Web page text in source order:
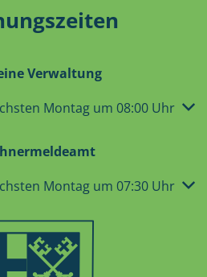
Verwaltung
oder Schließzeiten
Montag um 08:00 Uhr
oder Schließzeiten
Montag um 07:30 Uhr